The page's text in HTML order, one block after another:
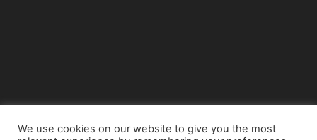
We use cookies on our website to give you the most